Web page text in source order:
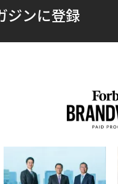
ジンに登録